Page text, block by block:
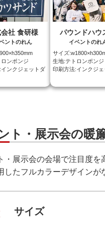
社 食研様
ントのれん
ンポンジ
ンクジェットダ
パウンドハウ
イベントのれ
サイズ
生地:テトロンポンジ
印刷方法:インクジェ
ト・展示会の暖
・展示会の会場で注目度
したフルカラーデザインが
サイズ